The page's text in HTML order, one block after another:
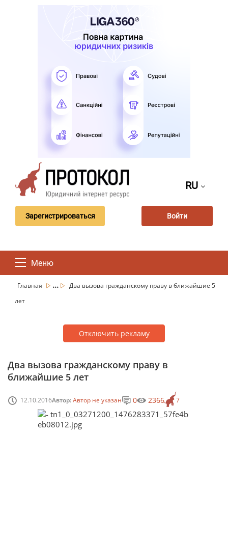
RU
Зарегистрироваться Войти
Меню
Главная ...
Два вызова гражданскому праву в ближайшие 5
лет
Отключить рекламу
Два вызова гражданскому праву в
ближайшие 5 лет
12.10.2016Автор:Автор не указан 7
0 2366